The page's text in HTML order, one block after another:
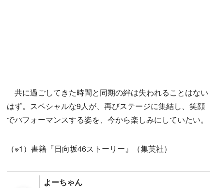
共に過ごしてきた時間と同期の絆は失われることはない
はず。スペシャルな9人が、再びステージに集結し、笑顔
でパフォーマンスする姿を、今から楽しみにしていたい。
（※1）書籍『日向坂46ストーリー』（集英社）
よーちゃん